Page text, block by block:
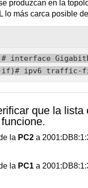
produzcan en la
lo más carca posible
interface
if)# ipv6 traffic-
que la lista
la PC2 a
la PC1 a